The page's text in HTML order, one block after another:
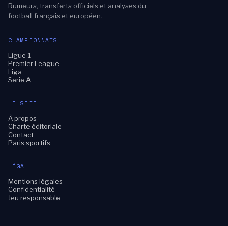
Rumeurs, transferts officiels et analyses du
football français et européen.
CHAMPIONNATS
Ligue 1
Premier League
Liga
Serie A
LE SITE
À propos
Charte éditoriale
Contact
Paris sportifs
LÉGAL
Mentions légales
Confidentialité
Jeu responsable